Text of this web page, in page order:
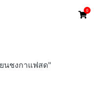
0
นชงกาแฟสด"